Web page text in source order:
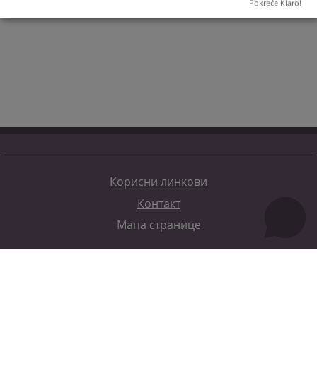
Корисни линкови
Контакт
Мапа странице
Pokreće Klaro!